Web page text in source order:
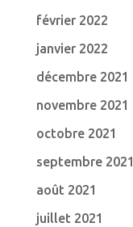
février 2022
janvier 2022
décembre 2021
novembre 2021
octobre 2021
septembre 2021
août 2021
juillet 2021